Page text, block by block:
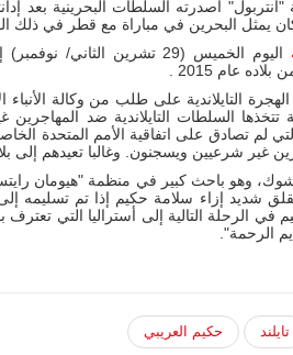
يمثل البحرين في مباراة مع قطر في ذلك
عام 2015 .
التايلاندية على طلب من وكالة
السلطات التايلاندية ضد
غير شرعيين ويسجنون. وغالبا تعيدهم إلى
وهو باحث كبير في منظمة "هيومان رايتس
شديد إزاء سلامة حكيم إذا تم تسليمه
الرحلة التالية إلى أستراليا التي
الرحمة".
تايلند حكيم العريبي